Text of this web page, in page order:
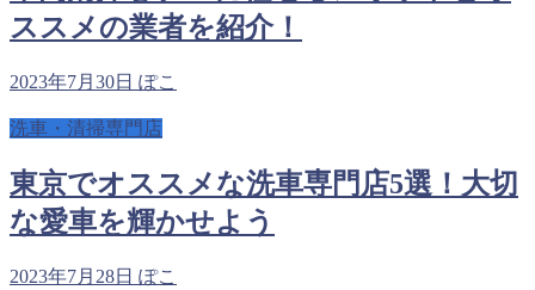
ススメの業者を紹介！
2023年7月30日 ぽこ
洗車・清掃専門店
東京でオススメな洗車専門店5選！大切
な愛車を輝かせよう
2023年7月28日 ぽこ